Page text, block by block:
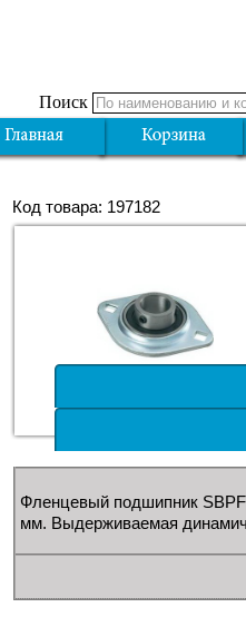
Поиск
Код товара: 197182
Фленцевый подшипник
мм. Выдерживаемая